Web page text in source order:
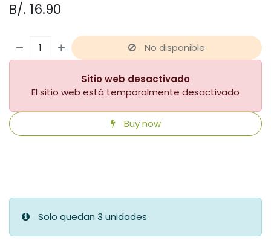
B/. 16.90
No disponible
Sitio web desactivado
El sitio web está temporalmente desactivado
Buy now
Solo quedan 3 unidades